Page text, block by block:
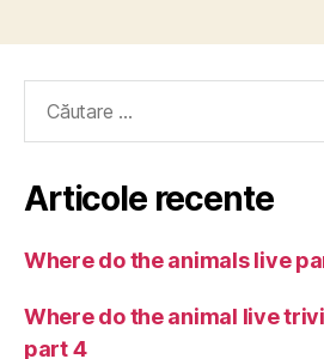
după:
Articole recente
Where do the animals live
Where do the animal live
part 4